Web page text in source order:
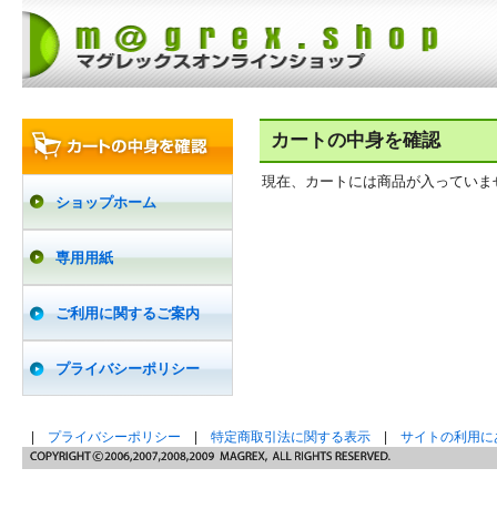
ショップホーム
専用用紙
ご利用に関するご案内
プライバシーポリシー
カートの中身を確認
現在、カートには商品が入っていま
プライバシーポリシー 特定商取引法に関する表示 サイトの利用に